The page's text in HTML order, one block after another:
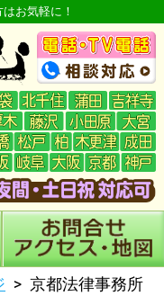
お気軽に！
京都法律事務所